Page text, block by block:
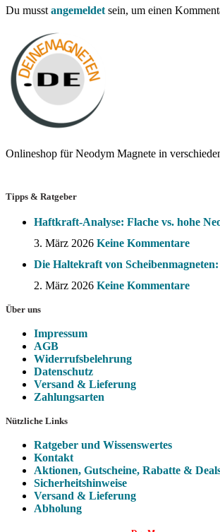
Du musst angemeldet sein, um einen
Onlineshop für Neodym Magnete in
Tipps & Ratgeber
Haftkraft-Analyse: Flache vs. hohe
3. März 2026 Keine Kommentare
Die Haltekraft von
2. März 2026 Keine Kommentare
Über uns
Impressum
AGB
Widerrufsbelehrung
Datenschutz
Versand & Lieferung
Zahlungsarten
Nützliche Links
Ratgeber und Wissenswertes
Kontakt
Aktionen, Gutscheine, Rabatte &
Sicherheitshinweise
Versand & Lieferung
Abholung